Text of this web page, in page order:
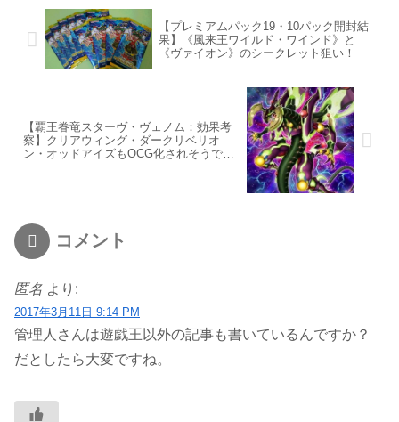
【プレミアムパック19・10パック開封結
果】《風来王ワイルド・ワインド》と
《ヴァイオン》のシークレット狙い！
【覇王眷竜スターヴ・ヴェノム：効果考
察】クリアウィング・ダークリベリオ
ン・オッドアイズもOCG化されそうです
コメント
匿名 より:
2017年3月11日 9:14 PM
管理人さんは遊戯王以外の記事も書いているんですか？
だとしたら大変ですね。